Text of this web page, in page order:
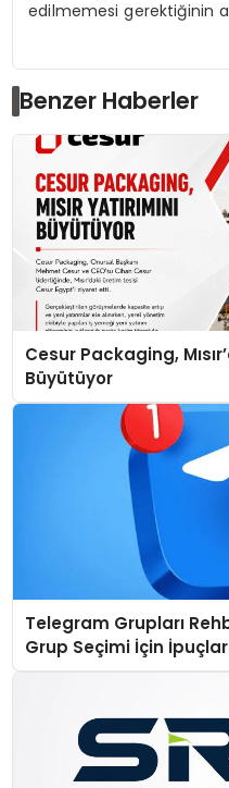
edilmemesi gerektiğinin
Benzer Haberler
Cesur Packaging,
Büyütüyor
Telegram Grupları
Grup Seçimi İçin